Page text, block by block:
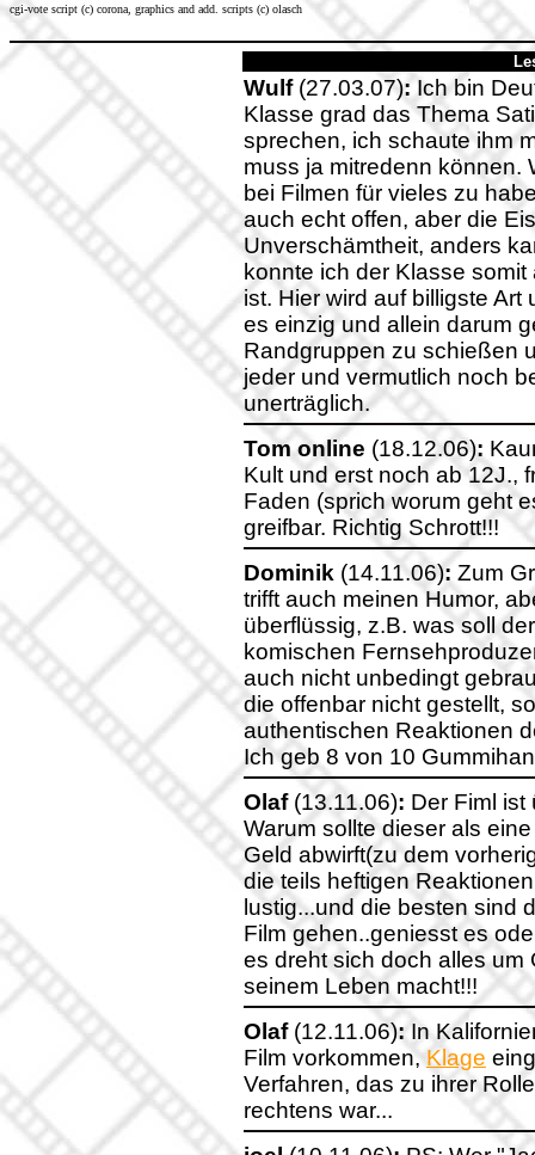
cgi-vote script (c) corona, graphics and add. scripts (c) olasch
Wulf(27.03.07):Ich bin
Klasse grad das Thema
sprechen, ich schaute ihm
muss ja mitredenn können.
bei Filmen für vieles zu
auch echt offen, aber die
Unverschämtheit, anders
konnte ich der Klasse
ist. Hier wird auf billigste
es einzig und allein darum
Randgruppen zu schießen
jeder und vermutlich noch
unerträglich.
Tom online (18.12.06):
Kult und erst noch ab 12J.,
Faden (sprich worum geht
greifbar. Richtig Schrott!!!
Dominik (14.11.06): Zum
trifft auch meinen Humor,
überflüssig, z.B. was soll
komischen
auch nicht unbedingt
die offenbar nicht gestellt,
authentischen Reaktionen
Ich geb 8 von 10
Olaf(13.11.06): Der Fiml ist
Warum sollte dieser als
Geld abwirft(zu dem
die teils heftigen
lustig...und die besten sind
Film gehen..geniesst es
es dreht sich doch alles um
seinem Leben macht!!!
Olaf(12.11.06): In
Film vorkommen, Klage
Verfahren, das zu ihrer
rechtens war...